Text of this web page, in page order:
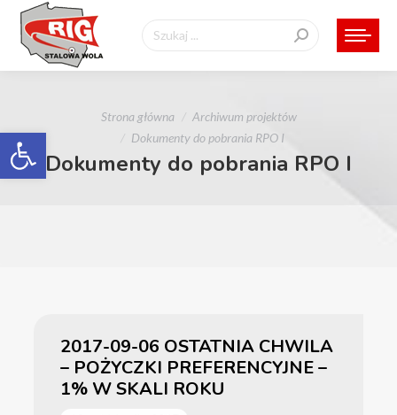
Otwórz pasek narzędzi
Szukaj:
Strona główna
Archiwum projektów
Dokumenty do pobrania RPO I
Dokumenty do pobrania RPO I
2017-09-06 OSTATNIA CHWILA
– POŻYCZKI PREFERENCYJNE –
1% W SKALI ROKU